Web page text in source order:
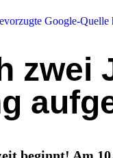
Google-Quelle
zwei